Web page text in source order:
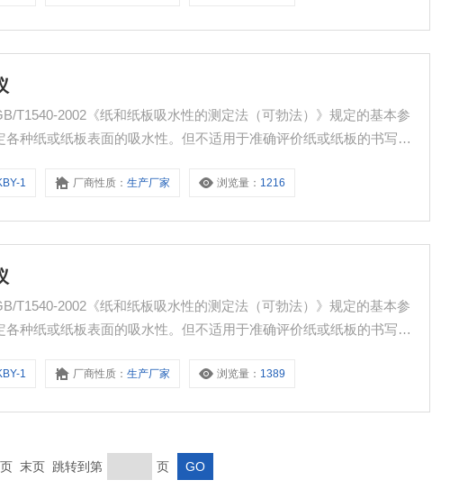
T1540-2002《纸和纸板吸水性的测定法（可勃法）》规定的基本参
种纸或纸板表面的吸水性。但不适用于准确评价纸或纸板的书写性
1 厂商性质：生产厂家 浏览量： 1216
T1540-2002《纸和纸板吸水性的测定法（可勃法）》规定的基本参
种纸或纸板表面的吸水性。但不适用于准确评价纸或纸板的书写性
1 厂商性质：生产厂家 浏览量： 1389
末页 跳转到第 页